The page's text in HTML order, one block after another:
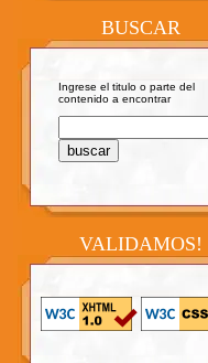
BUSCAR
Ingrese el titulo o parte del
contenido a encontrar
VALIDAMOS!